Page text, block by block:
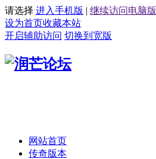
请选择 进入手机版 | 继续访问电脑版
设为首页收藏本站
开启辅助访问 切换到宽版
网站首页
传奇版本